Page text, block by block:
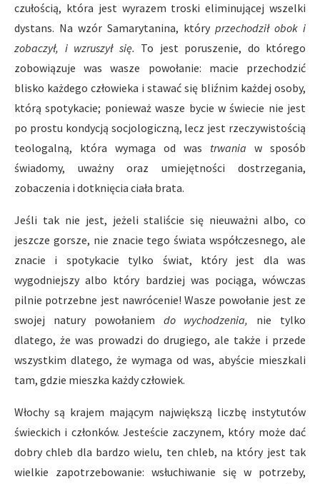
czułością, która jest wyrazem troski eliminującej wszelki
dystans. Na wzór Samarytanina, który przechodził obok i
zobaczył, i wzruszył się. To jest poruszenie, do którego
zobowiązuje was wasze powołanie: macie przechodzić
blisko każdego człowieka i stawać się bliźnim każdej osoby,
którą spotykacie; ponieważ wasze bycie w świecie nie jest
po prostu kondycją socjologiczną, lecz jest rzeczywistością
teologalną, która wymaga od was trwania w sposób
świadomy, uważny oraz umiejętności dostrzegania,
zobaczenia i dotknięcia ciała brata.
Jeśli tak nie jest, jeżeli staliście się nieuważni albo, co
jeszcze gorsze, nie znacie tego świata współczesnego, ale
znacie i spotykacie tylko świat, który jest dla was
wygodniejszy albo który bardziej was pociąga, wówczas
pilnie potrzebne jest nawrócenie! Wasze powołanie jest ze
swojej natury powołaniem do wychodzenia, nie tylko
dlatego, że was prowadzi do drugiego, ale także i przede
wszystkim dlatego, że wymaga od was, abyście mieszkali
tam, gdzie mieszka każdy człowiek.
Włochy są krajem mającym największą liczbę instytutów
świeckich i członków. Jesteście zaczynem, który może dać
dobry chleb dla bardzo wielu, ten chleb, na który jest tak
wielkie zapotrzebowanie: wsłuchiwanie się w potrzeby,